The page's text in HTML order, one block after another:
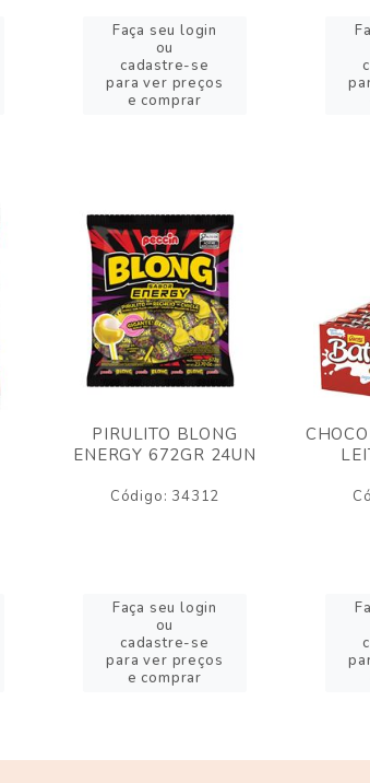
Faça seu login
ou
cadastre-se
para ver preços
e comprar
PIRULITO BLONG
ENERGY 672GR 24UN
Código: 34312
Faça seu login
ou
cadastre-se
para ver preços
e comprar